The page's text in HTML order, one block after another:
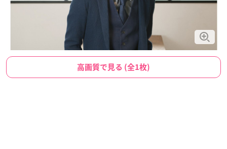
高画質で見る (全1枚)